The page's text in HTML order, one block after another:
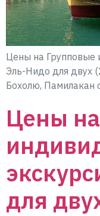
Цены на Групповые
Эль-Нидо для двух
Бохолю, Памилакан
Цены
для